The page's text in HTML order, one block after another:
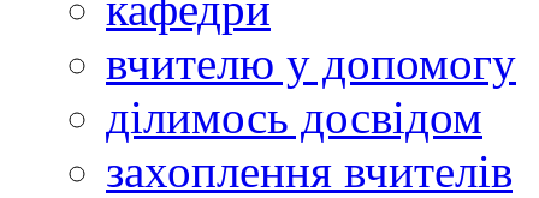
вчителю у допомогу
ділимось досвідом
захоплення вчителів